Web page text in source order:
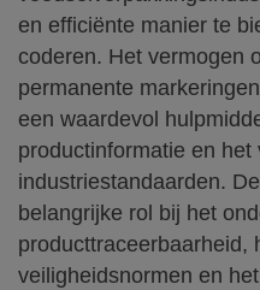
en efficiënte manier te
coderen. Het vermogen
permanente
een waardevol
productinformatie en het
industriestandaarden.
belangrijke rol bij het
producttraceerbaarheid,
veiligheidsnormen en